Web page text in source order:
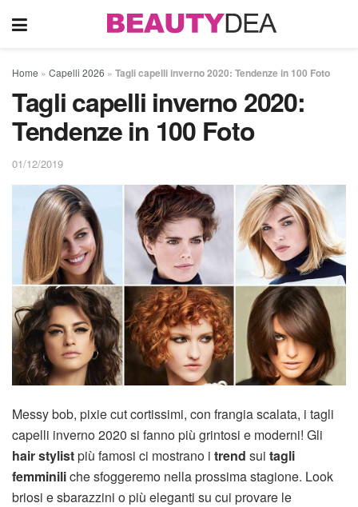
Home » Capelli 2026 » Tagli capelli inverno 2020: Tendenze in 100 Foto
Tagli capelli inverno 2020:
Tendenze in 100 Foto
01/12/2019
Messy bob, pixie cut cortissimi, con frangia scalata, i tagli
capelli inverno 2020 si fanno più grintosi e moderni! Gli
hair stylistpiù famosi ci mostrano i trend sui tagli
femminiliche sfoggeremo nella prossima stagione. Look
briosi e sbarazzini o più eleganti su cui provare le